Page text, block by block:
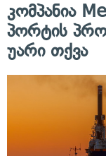
კომპანია
პორტის
უარი თქვა